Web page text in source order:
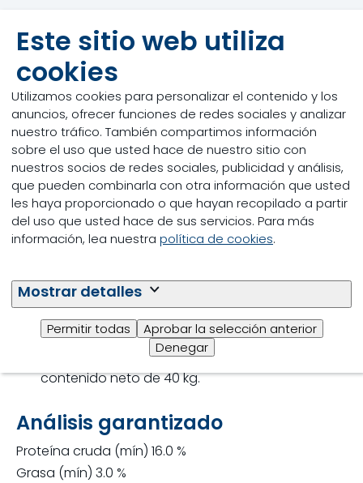
Este sitio web utiliza
cookies
Utilizamos cookies para personalizar el contenido y los
anuncios, ofrecer funciones de redes sociales y analizar
nuestro tráfico. También compartimos información
sobre el uso que usted hace de nuestro sitio con
nuestros socios de redes sociales, publicidad y análisis,
que pueden combinarla con otra información que usted
les haya proporcionado o que hayan recopilado a partir
del uso que usted hace de sus servicios. Para más
información, lea nuestra política de cookies.
Mostrar detalles
Permitir todas
Aprobar la selección anterior
Denegar
Especificaciones
Presentación: Saco de polipropileno con un
contenido neto de 40 kg.
Análisis garantizado
Proteína cruda (mín) 16.0 %
Grasa (mín) 3.0 %